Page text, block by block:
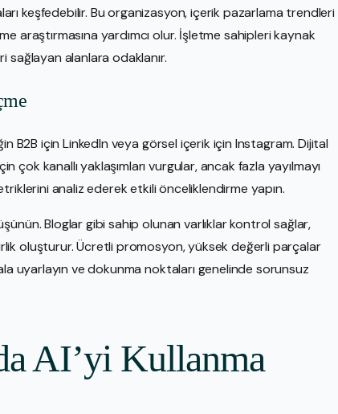
keşfedebilir. Bu organizasyon, içerik pazarlama trendleri
araştırmasına yardımcı olur. İşletme sahipleri kaynak
sağlayan alanlara odaklanır.
B2B için LinkedIn veya görsel içerik için Instagram. Dijital
çok kanallı yaklaşımları vurgular, ancak fazla yayılmayı
analiz ederek etkili önceliklendirme yapın.
Bloglar gibi sahip olunan varlıklar kontrol sağlar,
oluşturur. Ücretli promosyon, yüksek değerli parçalar
uyarlayın ve dokunma noktaları genelinde sorunsuz
AI’yi Kullanma